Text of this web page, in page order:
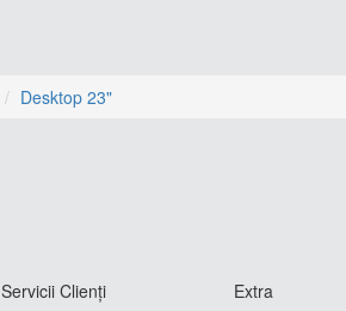
Desktop 23"
Servicii Clienţi
Extra